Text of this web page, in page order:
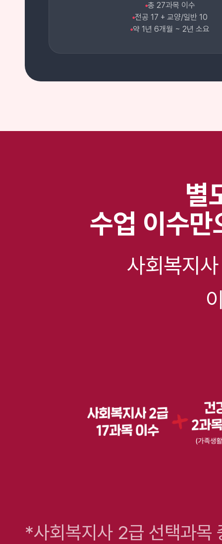
●총 27과목 이수
●전공 17 + 교양/일반 10
●약 1년 6개월 ~ 2년 소요
별
수업 이수
사회복지
*사회복지사 2급 선택과목